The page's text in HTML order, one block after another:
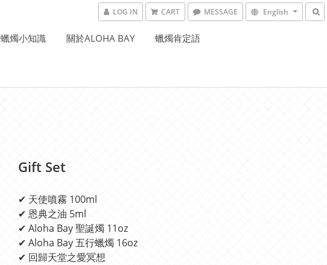
LOG IN CART MESSAGE English
蠟燭小知識 關於ALOHA BAY
蠟燭肯定語
Gift Set
✔ 天使噴霧 100ml
✔ 恩典之油 5ml
✔ Aloha Bay 聖誕燭 11oz
✔ Aloha Bay 五行蠟燭 16oz
✔ 回歸天堂之愛冥想